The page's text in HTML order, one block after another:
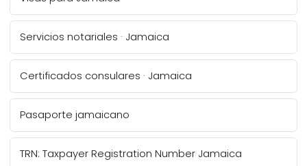
Servicios notariales · Jamaica
Certificados consulares · Jamaica
Pasaporte jamaicano
TRN: Taxpayer Registration Number Jamaica